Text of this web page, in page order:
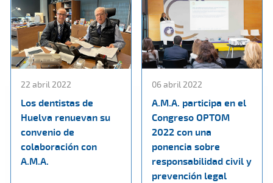
22 abril 2022
Los dentistas de
Huelva renuevan su
convenio de
colaboración con
A.M.A.
06 abril 2022
A.M.A. participa en el
Congreso OPTOM
2022 con una
ponencia sobre
responsabilidad civil y
prevención legal